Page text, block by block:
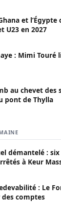
et
U23 en 2027
: Mimi Touré
au chevet des
pont de Thylla
démantelé :
à Keur
2018
: Le
comptes